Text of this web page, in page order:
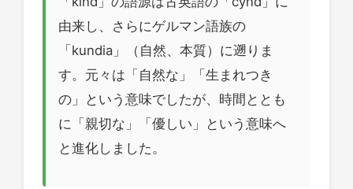
由来し、さらにゲルマン語族の
「kundia」（自然、本質）に遡りま
す。元々は「自然な」「生まれつき
の」という意味でしたが、時間ととも
に「親切な」「優しい」という意味へ
と進化しました。